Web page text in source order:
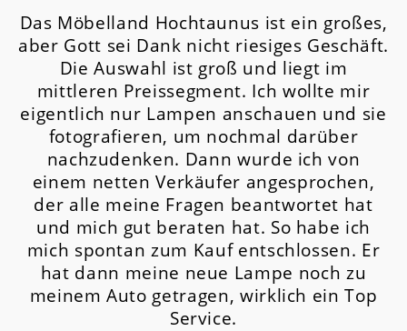
Das Möbelland Hochtaunus ist ein großes,
aber Gott sei Dank nicht riesiges Geschäft.
Die Auswahl ist groß und liegt im
mittleren Preissegment. Ich wollte mir
eigentlich nur Lampen anschauen und sie
fotografieren, um nochmal darüber
nachzudenken. Dann wurde ich von
einem netten Verkäufer angesprochen,
der alle meine Fragen beantwortet hat
und mich gut beraten hat. So habe ich
mich spontan zum Kauf entschlossen. Er
hat dann meine neue Lampe noch zu
meinem Auto getragen, wirklich ein Top
Service.